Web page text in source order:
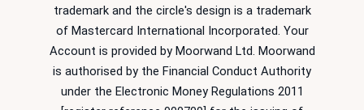
trademark and the circle's design is a trademark
of Mastercard International Incorporated. Your
Account is provided by Moorwand Ltd. Moorwand
is authorised by the Financial Conduct Authority
under the Electronic Money Regulations 2011